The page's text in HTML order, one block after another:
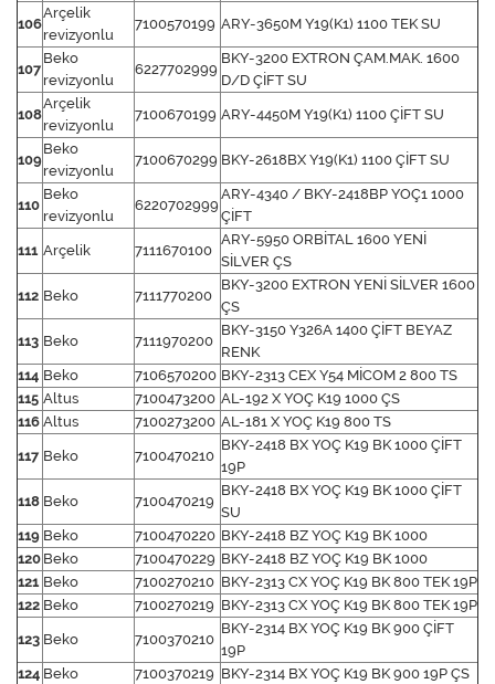
106
Arçelik
revizyonlu
7100570199 ARY-3650M Y19(K1) 1100 TEK SU
107
Beko
revizyonlu
6227702999
BKY-3200 EXTRON ÇAM.MAK. 1600
D/D ÇİFT SU
108
Arçelik
revizyonlu
7100670199 ARY-4450M Y19(K1) 1100 ÇİFT SU
109
Beko
revizyonlu
7100670299 BKY-2618BX Y19(K1) 1100 ÇİFT SU
110
Beko
revizyonlu
6220702999
ARY-4340 / BKY-2418BP YOÇ1 1000
ÇİFT
111 Arçelik 7111670100
ARY-5950 ORBİTAL 1600 YENİ
SİLVER ÇS
112 Beko 7111770200
BKY-3200 EXTRON YENİ SİLVER 1600
ÇS
113 Beko 7111970200
BKY-3150 Y326A 1400 ÇİFT BEYAZ
RENK
114 Beko 7106570200 BKY-2313 CEX Y54 MİCOM 2 800 TS
115 Altus 7100473200 AL-192 X YOÇ K19 1000 ÇS
116 Altus 7100273200 AL-181 X YOÇ K19 800 TS
117 Beko 7100470210
BKY-2418 BX YOÇ K19 BK 1000 ÇİFT
19P
118 Beko 7100470219
BKY-2418 BX YOÇ K19 BK 1000 ÇİFT
SU
119 Beko 7100470220 BKY-2418 BZ YOÇ K19 BK 1000
120 Beko 7100470229 BKY-2418 BZ YOÇ K19 BK 1000
121 Beko 7100270210 BKY-2313 CX YOÇ K19 BK 800 TEK 19P
122 Beko 7100270219 BKY-2313 CX YOÇ K19 BK 800 TEK 19P
123 Beko 7100370210
BKY-2314 BX YOÇ K19 BK 900 ÇİFT
19P
124 Beko 7100370219 BKY-2314 BX YOÇ K19 BK 900 19P ÇS